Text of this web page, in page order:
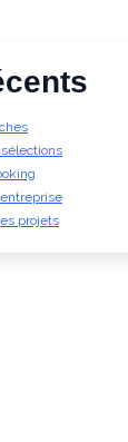
projets